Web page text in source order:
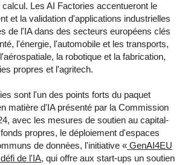
Les AI Factories accentueront le
et la validation d'applications industrielles
de l'IA dans des secteurs européens clés
l'énergie, l'automobile et les transports,
la robotique et la fabrication,
propres et l'agritech.
sont l'un des points forts du paquet
matière d'IA présenté par la Commission
avec les mesures de soutien au capital-
propres, le déploiement d'espaces
de données, l'initiative « GenAI4EU
de l'IA, qui offre aux start-ups un soutien